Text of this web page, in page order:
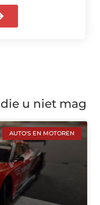
die u niet mag
AUTO'S EN MOTOREN